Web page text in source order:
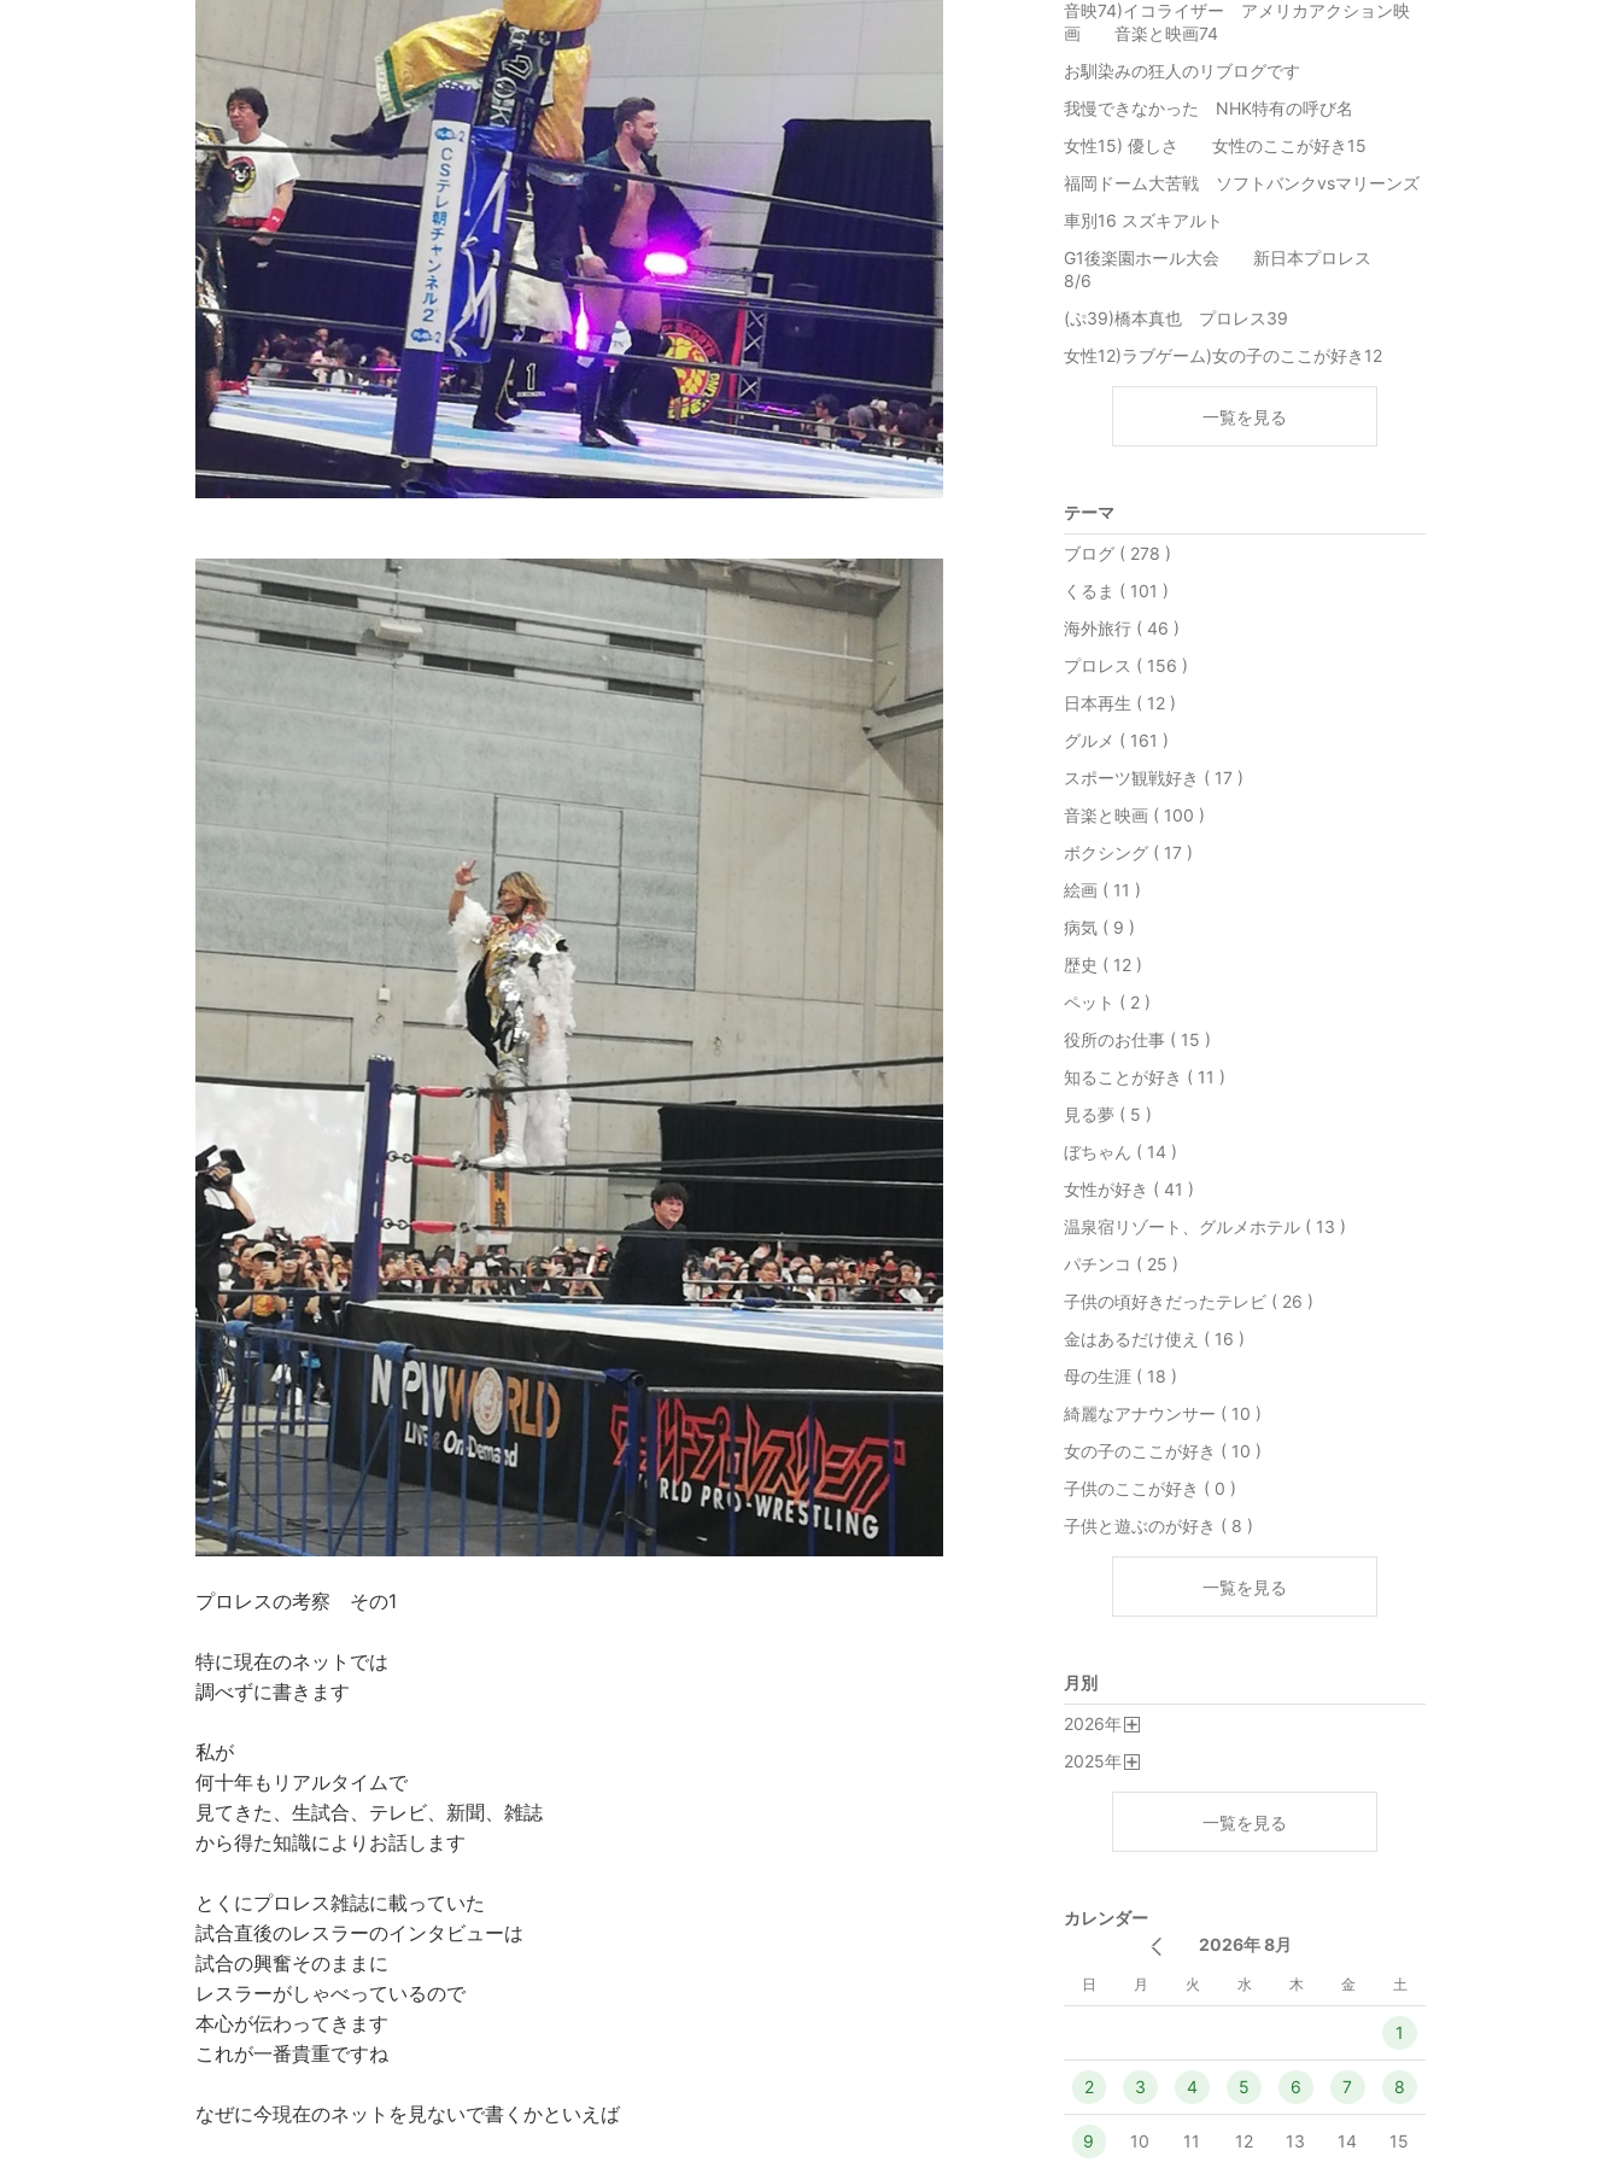
プロレスの考察 その1
特に現在のネットでは
調べずに書きます
私が
何十年もリアルタイムで
見てきた、生試合、テレビ、新聞、雑誌
から得た知識によりお話します
とくにプロレス雑誌に載っていた
試合直後のレスラーのインタビューは
試合の興奮そのままに
レスラーがしゃべっているので
本心が伝わってきます
これが一番貴重ですね
なぜに今現在のネットを見ないで書くかといえば
音映74)イコライザー アメリカアクション映
画 音楽と映画74
お馴染みの狂人のリブログです
我慢できなかった NHK特有の呼び名
女性15) 優しさ 女性のここが好き15
福岡ドーム大苦戦 ソフトバンクvsマリーンズ
車別16 スズキアルト
G1後楽園ホール大会 新日本プロレス
8/6
(ぷ39)橋本真也 プロレス39
女性12)ラブゲーム)女の子のここが好き12
一覧を見る
テーマ
ブログ ( 278 )
くるま ( 101 )
海外旅行 ( 46 )
プロレス ( 156 )
日本再生 ( 12 )
グルメ ( 161 )
スポーツ観戦好き ( 17 )
音楽と映画 ( 100 )
ボクシング ( 17 )
絵画 ( 11 )
病気 ( 9 )
歴史 ( 12 )
ペット ( 2 )
役所のお仕事 ( 15 )
知ることが好き ( 11 )
見る夢 ( 5 )
ぼちゃん ( 14 )
女性が好き ( 41 )
温泉宿リゾート、グルメホテル ( 13 )
パチンコ ( 25 )
子供の頃好きだったテレビ ( 26 )
金はあるだけ使え ( 16 )
母の生涯 ( 18 )
綺麗なアナウンサー ( 10 )
女の子のここが好き ( 10 )
子供のここが好き ( 0 )
子供と遊ぶのが好き ( 8 )
一覧を見る
月別
2026年
2025年
一覧を見る
カレンダー
2026年 8月
日 月 火 水 木 金 土
1
2 3 4 5 6 7 8
9 10 11 12 13 14 15